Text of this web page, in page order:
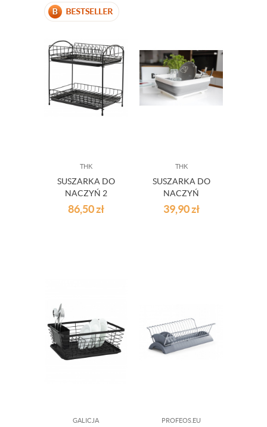
THK
SUSZARKA DO
NACZYŃ 2
POZIOMOWA
CZARNA
86,50zł
THK
SUSZARKA DO
NACZYŃ
SILIKONOWA
SKŁADANA
39,90zł
GALICJA PROFEOS.EU